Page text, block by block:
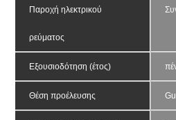
Παροχή ηλεκτρικού
ρεύματος
Εξουσιοδότηση (έτος)
Θέση προέλευσης